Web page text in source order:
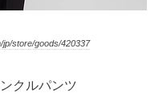
jp/store/goods/420337
クルパンツ